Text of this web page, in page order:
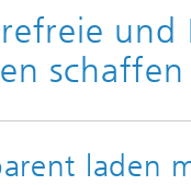
schaffen
laden